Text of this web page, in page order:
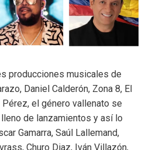
producciones musicales de
Daniel Calderón, Zona 8, El
el género vallenato se
de lanzamientos y así lo
Gamarra, Saúl Lallemand,
Churo Diaz, Iván Villazón,